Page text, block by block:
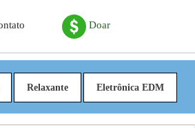
Doar
Relaxante Eletrônica EDM